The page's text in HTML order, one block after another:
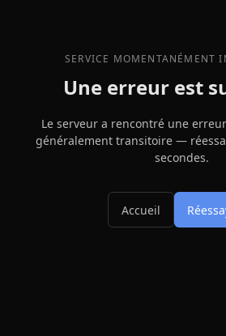
SERVICE MOMENTANÉMENT
Une erreur est
Le serveur a rencontré une
généralement transitoire —
secondes.
Accueil